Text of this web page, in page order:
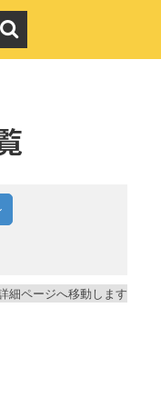
細ページへ移動します